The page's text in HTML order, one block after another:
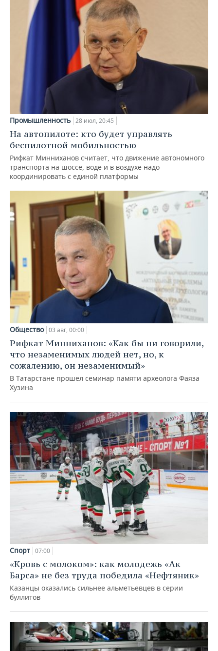
Промышленность 28 июл, 20:45
На автопилоте: кто будет управлять
беспилотной мобильностью
Рифкат Минниханов считает, что движение автономного
транспорта на шоссе, воде и в воздухе надо
координировать с единой платформы
Общество 03 авг, 00:00
Рифкат Минниханов: «Как бы ни говорили,
что незаменимых людей нет, но, к
сожалению, он незаменимый»
В Татарстане прошел семинар памяти археолога Фаяза
Хузина
Спорт 07:00
«Кровь с молоком»: как молодежь «Ак
Барса» не без труда победила «Нефтяник»
Казанцы оказались сильнее альметьевцев в серии
буллитов